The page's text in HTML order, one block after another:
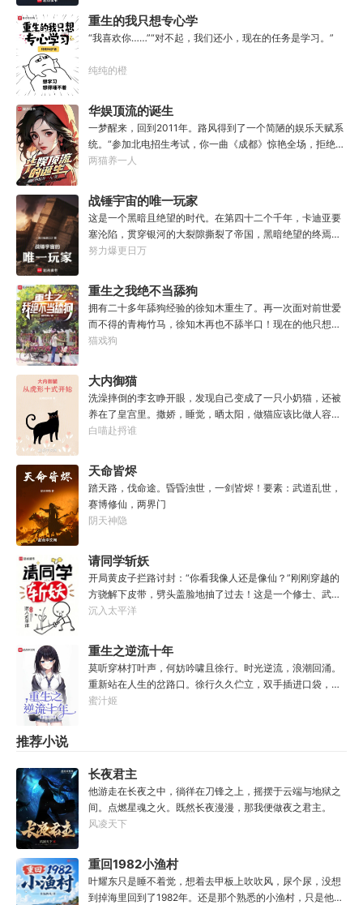
开。”“真的，我已经开过无数次了。”“还有，你们真得快
点，我没时间了。”“没时间？”男人呵呵一笑。“你很忙
吗？”“很忙。”林序点点头。“我得去毁灭下一个世界了。”
重生的我只想专心学
习
“我喜欢你……”“对不起，我们还小，现在的任务是学习。”
纯纯的橙
华娱顶流的诞生
一梦醒来，回到2011年。路风得到了一个简陋的娱乐天赋系
统。“参加北电招生考试，你一曲《成都》惊艳全场，拒绝蜜
姐邀请，发疯苦学备战高考，以专业第一名入学，恭喜你，
想窒息，带资进组，截胡男一号，与狮姐疯狂炒CP，成功登
顶周票房冠军，恭喜你，获得了【张震的卓越气质】”……什
么是顶流？永争第一，绝不服输！强大的人气，恐怖的票
房，无敌的收视率，踏着无数对手铸就威名，颜值与才华并
存，真实不做作，拥有一个广为流传的爱恨恩怨故事。十年
两猫养一人
战锤宇宙的唯一玩家
这是一个黑暗且绝望的时代。在第四十二个千年，卡迪亚要
塞沦陷，贯穿银河的大裂隙撕裂了帝国，黑暗绝望的终焉时
代降临。人类的命运似乎已被注定，要在无休止的恐怖战争
失的来到这个世界。“剧情对话什么的最烦人了，统统跳
过。”“我不想知道为什么，我只想大开杀戒。”基里曼：达奇
是个优秀的战士，就是不爱听人话，每次想和他说些什么，
他都要跳过。塔拉辛：我很好奇，他是怎么把恒星敲成一个
个方块的。钛族：对那家伙来说，物理学已经不存在了。恐
孩子抓了，把他们洗得白白净净的，这种羞辱让我悲愤欲
绝。奸奇：一切变化都是命运的一部分，但命运被那个混蛋
给打碎了。色孽：其实达奇已经被我腐化了，但我不敢告诉
他。………………达奇：前面忘了，后面也忘了，总之，让亚
努力爆更日万
重生之我绝不当舔狗
拥有二十多年舔狗经验的徐知木重生了。再一次面对前世爱
而不得的青梅竹马，徐知木再也不舔半口！现在的他只想赚
点钱，去寻找自己真正的宝藏女孩，可是……“知木你最近怎
木，我的电脑又坏了，你再来帮我修修好不好。”“知木，我
想你了，给我一次机会好不好……”凌晨十二点收到信息的徐
知木陷入沉思。姑娘，怎么你成舔狗了？
猫戏狗
大内御猫
洗澡摔倒的李玄睁开眼，发现自己变成了一只小奶猫，还被
养在了皇宫里。撒娇，睡觉，晒太阳，做猫应该比做人容易
吧？李玄本打算跟着自己身份高贵的小主受尽一生恩宠，享
都得散。那一夜，他只是多看了一眼，从此便走上了一条不
归路。【虎形十式：1%】李玄：呔！大内御猫在此，鼠辈还
不束手就擒！
白喵赴捋谁
天命皆烬
踏天路，伐命途。昏昏浊世，一剑皆烬！要素：武道乱世，
赛博修仙，两界门
阴天神隐
请同学斩妖
开局黄皮子拦路讨封：“你看我像人还是像仙？”刚刚穿越的
方骁解下皮带，劈头盖脸地抽了过去！这是一个修士、武者
和凡人并存，妖魔鬼怪横行的危险世界。幸好方骁带来的物
刺】【破甲、流血、伤蚀】【铜头皮带】【疼痛、恐惧、断
骨】【赤子心册】【万武不惑、万法不入、万邪不侵】
【……】杀死妖怪就能得到经验，修炼功法可以加点晋升。
方骁由此踏上了一条斩妖除魔、日月换新的逆天之路！
————————“方骁同学，大事不妙，上古妖皇出世
沉入太平洋
重生之逆流十年
莫听穿林打叶声，何妨吟啸且徐行。时光逆流，浪潮回涌。
重新站在人生的岔路口。徐行久久伫立，双手插进口袋，轻
快的吹了声口哨，踏上新的旅途——回首向来萧瑟处，归
互联网幕后新晋大佬·行，低头看着自己的左手和右手，却不
知道该如何做抉择。
蜜汁姬
推荐小说
长夜君主
他游走在长夜之中，徜徉在刀锋之上，摇摆于云端与地狱之
间。点燃星魂之火。既然长夜漫漫，那我便做夜之君主。
风凌天下
重回1982小渔村
叶耀东只是睡不着觉，想着去甲板上吹吹风，尿个尿，没想
到掉海里回到了1982年。还是那个熟悉的小渔村，只是他已